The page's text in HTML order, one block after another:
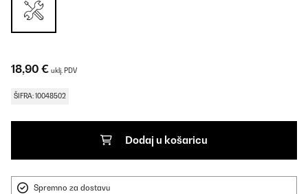
18,90 € uklj. PDV
ŠIFRA: 10048502
Dodaj u košaricu
Spremno za dostavu